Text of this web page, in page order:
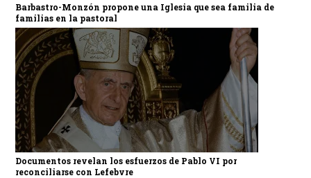
Barbastro-Monzón propone una Iglesia que sea familia de
familias en la pastoral
Documentos revelan los esfuerzos de Pablo VI por
reconciliarse con Lefebvre